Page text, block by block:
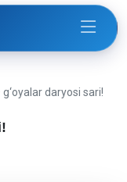
daryosi sari!